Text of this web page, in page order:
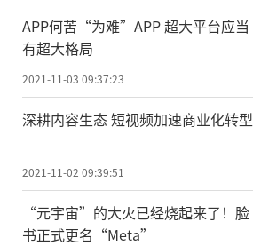
APP何苦“为难”APP 超大平台应当
有超大格局
2021-11-03 09:37:23
深耕内容生态 短视频加速商业化转型
2021-11-02 09:39:51
“元宇宙”的大火已经烧起来了！脸
书正式更名“Meta”